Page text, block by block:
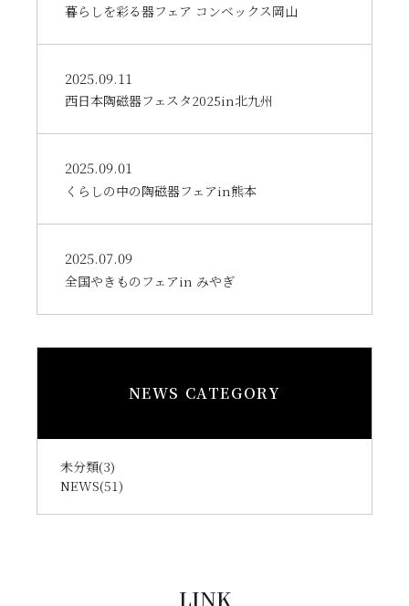
暮らしを彩る器フェア コンベックス岡山
2025.09.11
西日本陶磁器フェスタ2025in北九州
2025.09.01
くらしの中の陶磁器フェアin熊本
2025.07.09
全国やきものフェアin みやぎ
NEWS CATEGORY
未分類(3)
NEWS(51)
LINK